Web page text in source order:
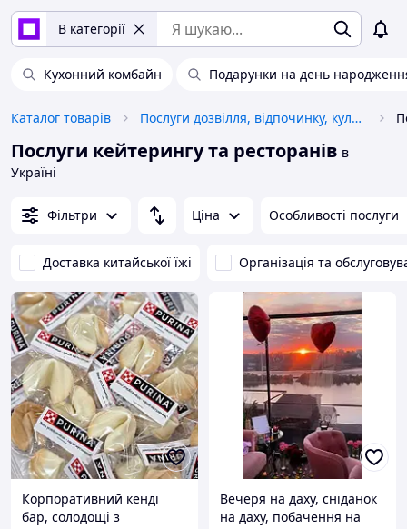
В категорії
Кухонний комбайн Подарунки на день
Каталог товарів Послуги дозвілля, відпочинку, культури
Послуги кейтерингу та ресторанів в
Україні
Фільтри Ціна Особливості послуги
Доставка китайської їжі Організація та
Корпоративний кенді
бар, солодощі з
Вечеря на даху, сніданок
на даху, побачення на